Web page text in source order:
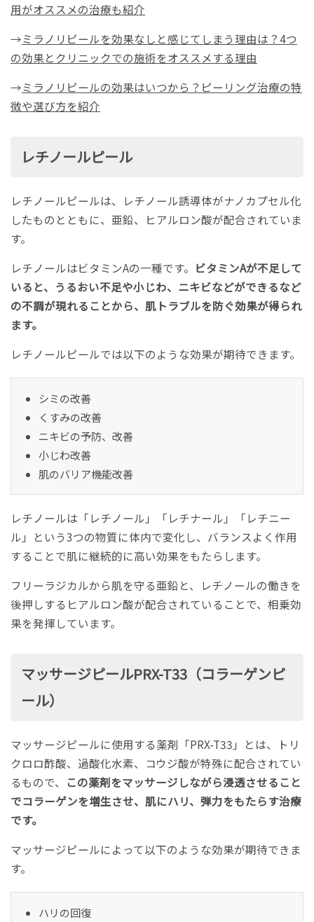
用がオススメの治療も紹介
→ミラノリピールを効果なしと感じてしまう理由は？4つ
の効果とクリニックでの施術をオススメする理由
→ミラノリピールの効果はいつから？ピーリング治療の特
徴や選び方を紹介
レチノールピール
レチノールピールは、レチノール誘導体がナノカプセル化
したものとともに、亜鉛、ヒアルロン酸が配合されていま
す。
レチノールはビタミンAの一種です。 ビタミンAが不足して
いると、うるおい不足や小じわ、ニキビなどができるなど
の不調が現れることから、肌トラブルを防ぐ効果が得られ
ます。
レチノールピールでは以下のような効果が期待できます。
シミの改善
くすみの改善
ニキビの予防、改善
小じわ改善
肌のバリア機能改善
レチノールは「レチノール」「レチナール」「レチニー
ル」という3つの物質に体内で変化し、バランスよく作用
することで肌に継続的に高い効果をもたらします。
フリーラジカルから肌を守る亜鉛と、レチノールの働きを
後押しするヒアルロン酸が配合されていることで、相乗効
果を発揮しています。
マッサージピールPRX-T33（コラーゲンピ
ール）
マッサージピールに使用する薬剤「PRX-T33」とは、トリ
クロロ酢酸、過酸化水素、コウジ酸が特殊に配合されてい
るもので、
この薬剤をマッサージしながら浸透させること
でコラーゲンを増生させ、肌にハリ、弾力をもたらす治療
です。
マッサージピールによって以下のような効果が期待できま
す。
ハリの回復